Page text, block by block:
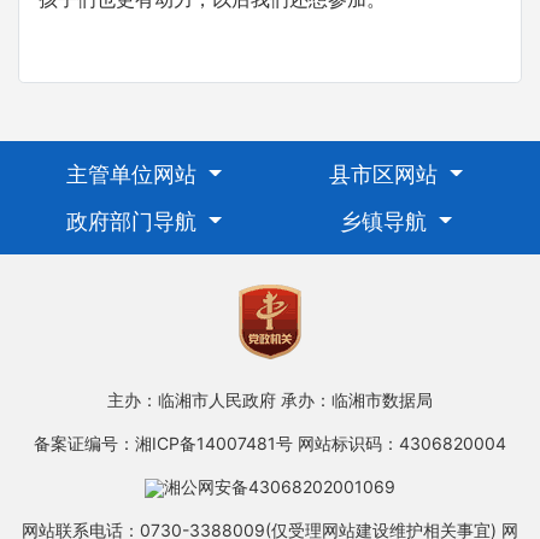
主管单位网站
县市区网站
政府部门导航
乡镇导航
主办：临湘市人民政府 承办：临湘市数据局
备案证编号：湘ICP备14007481号 网站标识码：4306820004
湘公网安备43068202001069
网站联系电话：0730-3388009(仅受理网站建设维护相关事宜) 网